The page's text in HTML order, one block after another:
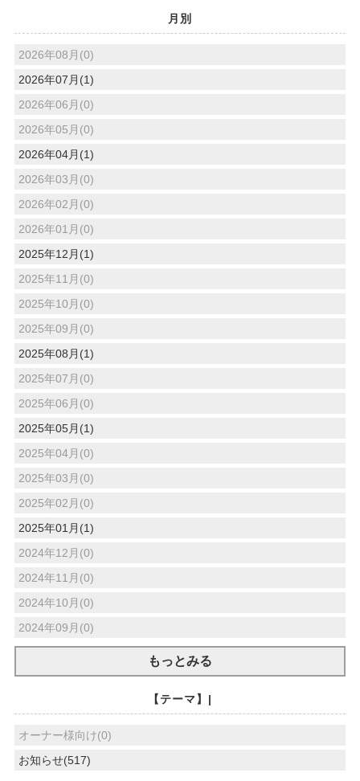
月別
2026年08月(0)
2026年07月(1)
2026年06月(0)
2026年05月(0)
2026年04月(1)
2026年03月(0)
2026年02月(0)
2026年01月(0)
2025年12月(1)
2025年11月(0)
2025年10月(0)
2025年09月(0)
2025年08月(1)
2025年07月(0)
2025年06月(0)
2025年05月(1)
2025年04月(0)
2025年03月(0)
2025年02月(0)
2025年01月(1)
2024年12月(0)
2024年11月(0)
2024年10月(0)
2024年09月(0)
もっとみる
【テーマ】|
オーナー様向け(0)
お知らせ(517)